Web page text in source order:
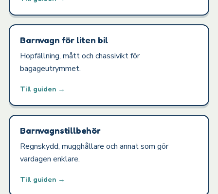
Barnvagn för liten bil
Hopfällning, mått och chassivikt för
bagageutrymmet.
Till guiden →
Barnvagnstillbehör
Regnskydd, mugghållare och annat som gör
vardagen enklare.
Till guiden →